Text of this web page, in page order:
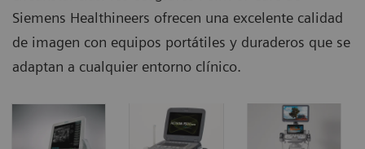
Siemens Healthineers ofrecen una excelente calidad
de imagen con equipos portátiles y duraderos que se
adaptan a cualquier entorno clínico.